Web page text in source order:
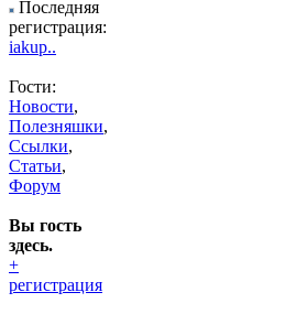
Последняя
регистрация:
iakup..
Гости:
Новости,
Полезняшки,
Ссылки,
Статьи,
Форум
Вы гость
здесь.
+
регистрация